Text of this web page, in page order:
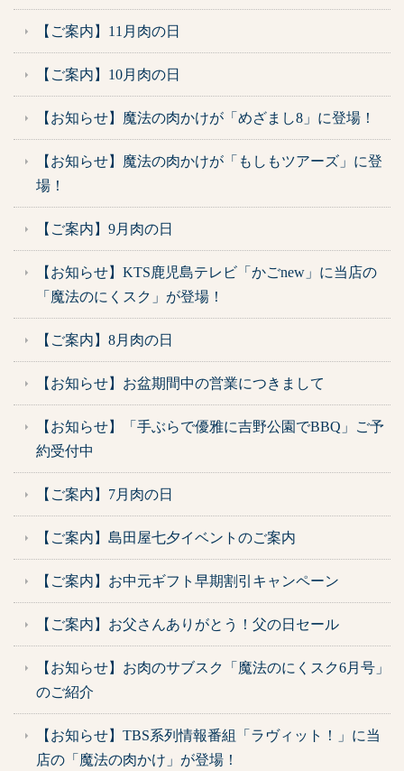
【ご案内】11月肉の日
【ご案内】10月肉の日
【お知らせ】魔法の肉かけが「めざまし8」に登場！
【お知らせ】魔法の肉かけが「もしもツアーズ」に登
場！
【ご案内】9月肉の日
【お知らせ】KTS鹿児島テレビ「かごnew」に当店の
「魔法のにくスク」が登場！
【ご案内】8月肉の日
【お知らせ】お盆期間中の営業につきまして
【お知らせ】「手ぶらで優雅に吉野公園でBBQ」ご予
約受付中
【ご案内】7月肉の日
【ご案内】島田屋七夕イベントのご案内
【ご案内】お中元ギフト早期割引キャンペーン
【ご案内】お父さんありがとう！父の日セール
【お知らせ】お肉のサブスク「魔法のにくスク6月号」
のご紹介
【お知らせ】TBS系列情報番組「ラヴィット！」に当
店の「魔法の肉かけ」が登場！